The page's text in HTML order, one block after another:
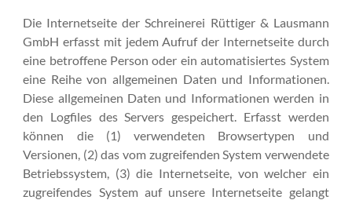
Die Internetseite der Schreinerei Rüttiger & Lausmann
GmbH erfasst mit jedem Aufruf der Internetseite durch
eine betroffene Person oder ein automatisiertes System
eine Reihe von allgemeinen Daten und Informationen.
Diese allgemeinen Daten und Informationen werden in
den Logfiles des Servers gespeichert. Erfasst werden
können die (1) verwendeten Browsertypen und
Versionen, (2) das vom zugreifenden System verwendete
Betriebssystem, (3) die Internetseite, von welcher ein
zugreifendes System auf unsere Internetseite gelangt